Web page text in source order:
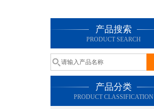
产品搜索
PRODUCT SEARCH
产品分类
PRODUCT CLASSIFICATION